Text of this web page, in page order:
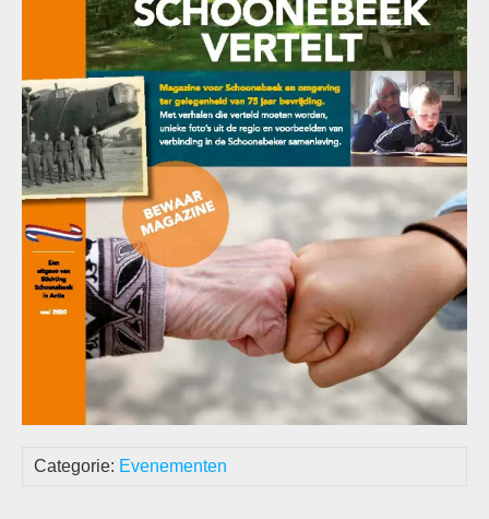
Categorie: Evenementen